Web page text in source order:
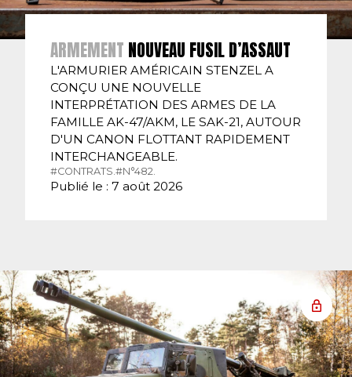
ARMEMENT NOUVEAU FUSIL D’ASSAUT
L'ARMURIER AMÉRICAIN STENZEL A
CONÇU UNE NOUVELLE
INTERPRÉTATION DES ARMES DE LA
FAMILLE AK-47/AKM, LE SAK-21, AUTOUR
D'UN CANON FLOTTANT RAPIDEMENT
INTERCHANGEABLE.
#CONTRATS.#N°482.
Publié le : 7 août 2026